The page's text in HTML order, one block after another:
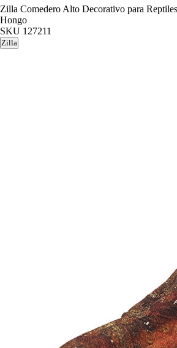
Zilla Comedero Alto Decorativo para
Hongo
SKU 127211
Zilla